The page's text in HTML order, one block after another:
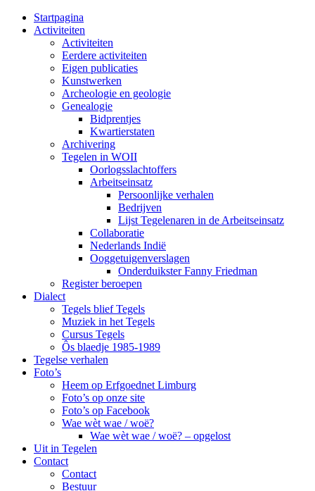
Startpagina
Activiteiten
Activiteiten
Eerdere activiteiten
Eigen publicaties
Kunstwerken
Archeologie en geologie
Genealogie
Bidprentjes
Kwartierstaten
Archivering
Tegelen in WOII
Oorlogsslachtoffers
Arbeitseinsatz
Persoonlijke verhalen
Bedrijven
Lijst Tegelenaren in de Arbeitseinsatz
Collaboratie
Nederlands Indië
Ooggetuigenverslagen
Onderduikster Fanny Friedman
Register beroepen
Dialect
Tegels blief Tegels
Muziek in het Tegels
Cursus Tegels
Ôs blaedje 1985-1989
Tegelse verhalen
Foto’s
Heem op Erfgoednet Limburg
Foto’s op onze site
Foto’s op Facebook
Wae wèt wae / woë?
Wae wèt wae / woë? – opgelost
Uit in Tegelen
Contact
Contact
Bestuur